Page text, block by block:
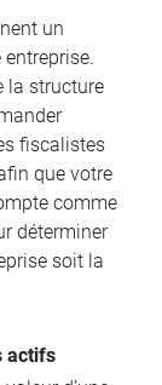
un
la structure
fiscalistes
que votre
comme
déterminer
soit la
actifs